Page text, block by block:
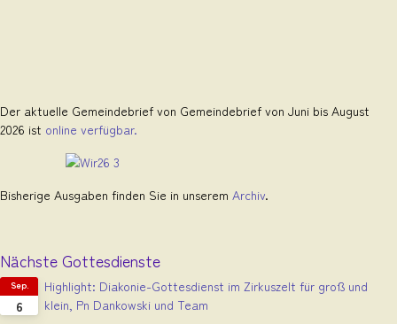
Der aktuelle Gemeindebrief von Gemeindebrief von Juni bis August
2026 ist online verfügbar.
Bisherige Ausgaben finden Sie in unserem Archiv.
Nächste Gottesdienste
6
Sep.
Highlight: Diakonie-Gottesdienst im Zirkuszelt für groß und
klein, Pn Dankowski und Team